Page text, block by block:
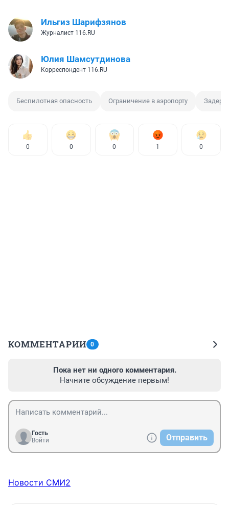
Ильгиз Шарифзянов
Журналист 116.RU
Юлия Шамсутдинова
Корреспондент 116.RU
Беспилотная опасность Ограничение в аэропорту
0 0 0 1 0
КОММЕНТАРИИ 0
Пока нет ни одного комментария.
Начните обсуждение первым!
Гость
Войти
Отправить
Новости СМИ2